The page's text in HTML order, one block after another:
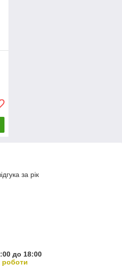
за рік
до 18:00
роботи